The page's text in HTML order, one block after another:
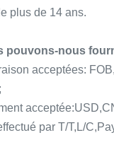
plus de 14 ans.
pouvons-nous
acceptées:
par T/T,L/